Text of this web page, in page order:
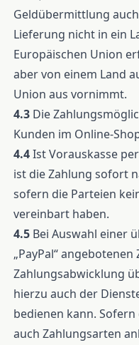
Geldübermittlung
Lieferung nicht in ein
Europäischen Union
aber von einem Land
Union aus vornimmt.
4.3 Die
Kunden im Online-
4.4Ist Vorauskasse
ist die Zahlung sofort
sofern die Parteien
vereinbart haben.
4.5 Bei Auswahl einer
„PayPal“
Zahlungsabwicklung
hierzu auch der
bedienen kann.
auch Zahlungsarten